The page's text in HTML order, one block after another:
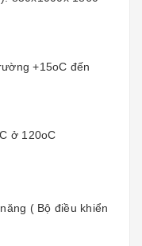
+15oC đến
ở 120oC
( Bộ điều khiển